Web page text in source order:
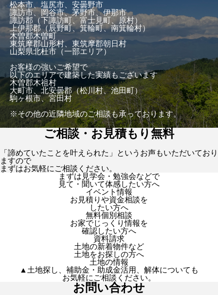
松本市、塩尻市、安曇野市
諏訪市、岡谷市、茅野市、伊那市
諏訪郡（下諏訪町、富士見町、原村）
上伊那郡（辰野町、箕輪町、南箕輪村）
木曽郡木曽町
東筑摩郡山形村、東筑摩郡朝日村
山梨県北杜市（一部エリア）
お客様の強いご希望で
以下のエリアで建築した実績もございます
木曽郡木祖村
大町市、北安曇郡（松川村、池田町）
駒ヶ根市、宮田村
※その他の近隣地域のご相談も承っております。
ご相談・お見積もり無料
「諦めていたことを叶えられた」というお声もいただいており
ますので
まずはお気軽にご相談ください。
まずは見学会・勉強会などで
見て・聞いて体感したい方へ
イベント情報
お見積りや資金相談を
したい方へ
無料個別相談
お家でじっくり情報を
確認したい方へ
資料請求
土地の新着物件など
土地をお探しの方へ
土地の情報
▲土地探し、補助金・助成金活用、解体についても
お気軽にご相談ください。
お問い合わせ